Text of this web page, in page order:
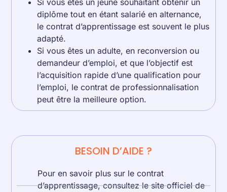
Si vous êtes un jeune souhaitant obtenir un
diplôme tout en étant salarié en alternance,
le contrat d’apprentissage est souvent le plus
adapté.
Si vous êtes un adulte, en reconversion ou
demandeur d’emploi, et que l’objectif est
l’acquisition rapide d’une qualification pour
l’emploi, le contrat de professionnalisation
peut être la meilleure option.
BESOIN D’AIDE ?
Pour en savoir plus sur le contrat
d’apprentissage, consultez le site officiel de